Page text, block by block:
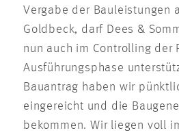
Vergabe der Bauleistungen
Goldbeck, darf Dees &
nun auch im Controlling der
Ausführungsphase
Bauantrag haben wir
eingereicht und die
bekommen. Wir liegen voll